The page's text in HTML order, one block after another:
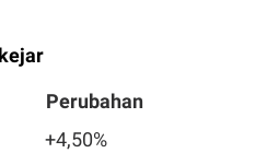
Perubahan
+4,50%